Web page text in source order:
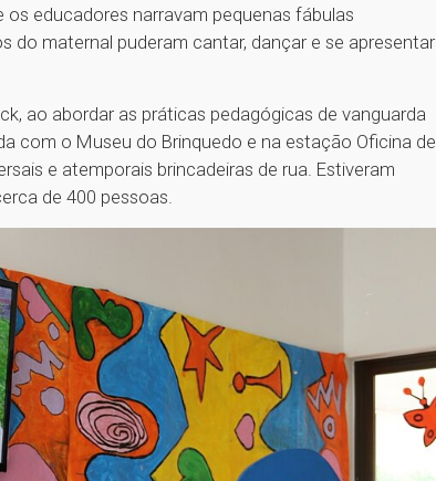
educadores narravam pequenas fábulas
do maternal puderam cantar, dançar e se apresentar
ao abordar as práticas pedagógicas de vanguarda
com o Museu do Brinquedo e na estação Oficina de
e atemporais brincadeiras de rua. Estiveram
de 400 pessoas.